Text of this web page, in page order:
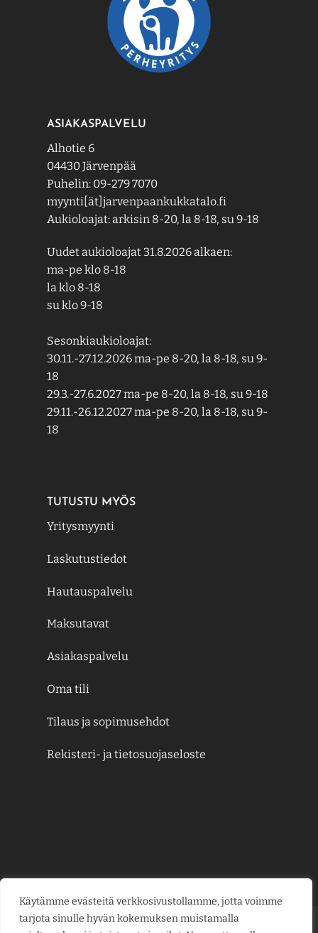
Käytämme evästeitä verkkosivustollamme, jotta voimme
tarjota sinulle hyvän kokemuksen muistamalla
ASIAKASPALVELU
Alhotie 6
04430 Järvenpää
Puhelin: 09-279 7070
myynti[ät]jarvenpaankukkatalo.fi
Aukioloajat: arkisin 8-20, la 8-18, su 9-18
Uudet aukioloajat 31.8.2026 alkaen:
ma-pe klo 8-18
la klo 8-18
su klo 9-18
Sesonkiaukioloajat:
30.11.-27.12.2026 ma-pe 8-20, la 8-18, su 9-
18
29.3.-27.6.2027 ma-pe 8-20, la 8-18, su 9-18
29.11.-26.12.2027 ma-pe 8-20, la 8-18, su 9-
18
TUTUSTU MYÖS
Yritysmyynti
Laskutustiedot
Hautauspalvelu
Maksutavat
Asiakaspalvelu
Oma tili
Tilaus ja sopimusehdot
Rekisteri- ja tietosuojaseloste
Credit MasterCard
Visa Visa